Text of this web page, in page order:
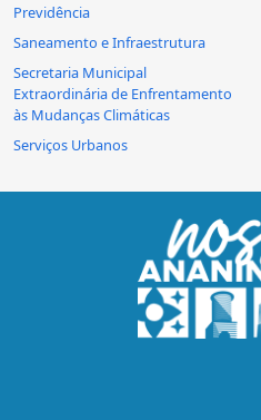
Previdência
Saneamento e Infraestrutura
Secretaria Municipal
Extraordinária de Enfrentamento
às Mudanças Climáticas
Serviços Urbanos